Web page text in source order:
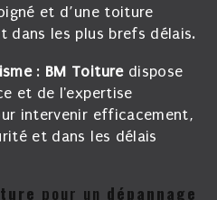
et d’une toiture
dans les plus brefs délais.
: BM Toituredispose
et de l'expertise
intervenir efficacement,
et dans les délais
pour un dépannage